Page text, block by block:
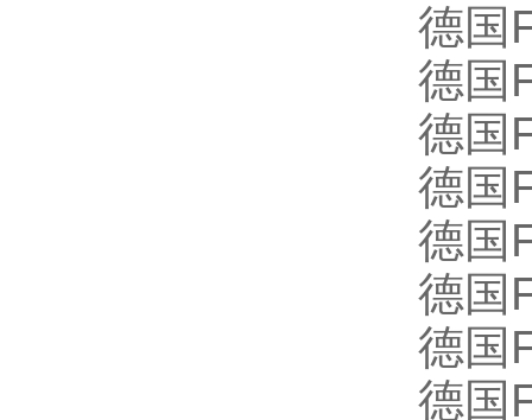
德国
德国
德国
德国
德国
德国
德国
德国